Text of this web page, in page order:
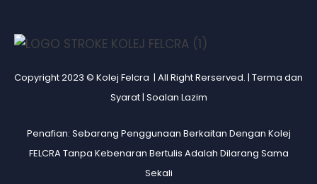
Copyright 2023 © Kolej Felcra | All Right Rerserved. | Terma dan
Syarat| Soalan Lazim
Penafian: Sebarang Penggunaan Berkaitan Dengan Kolej
FELCRA Tanpa Kebenaran Bertulis Adalah Dilarang Sama
Sekali